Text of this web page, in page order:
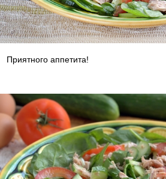
Приятного аппетита!